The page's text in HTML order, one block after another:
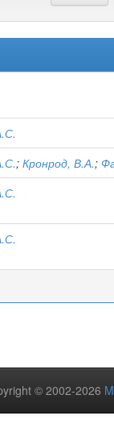
; Кронрод, В.А.;
© 2002-2026